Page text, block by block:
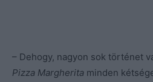
– Dehogy, nagyon sok történet
Pizza Margherita minden